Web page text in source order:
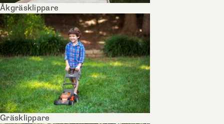
Åkgräsklippare
Gräsklippare